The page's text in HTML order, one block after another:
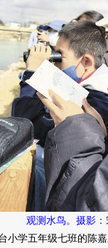
观测水鸟。摄影
学五年级七班的陈